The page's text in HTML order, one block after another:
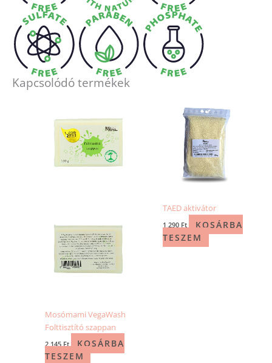
Kapcsolódó termékek
Mosómami VegaWash
Folttisztító szappan
2 145Ft
KOSÁRBA
TESZEM
TAED aktivátor
1 290 Ft
KOSÁRBA
TESZEM